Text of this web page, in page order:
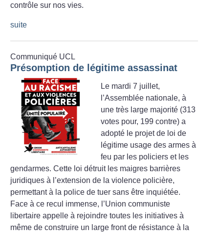
contrôle sur nos vies.
suite
Communiqué UCL
Présomption de légitime assassinat
Le mardi 7 juillet,
l’Assemblée nationale, à
une très large majorité (313
votes pour, 199 contre) a
adopté le projet de loi de
légitime usage des armes à
feu par les policiers et les
gendarmes. Cette loi détruit les maigres barrières
juridiques à l’extension de la violence policière,
permettant à la police de tuer sans être inquiétée.
Face à ce recul immense, l’Union communiste
libertaire appelle à rejoindre toutes les initiatives à
même de construire un large front de résistance à la